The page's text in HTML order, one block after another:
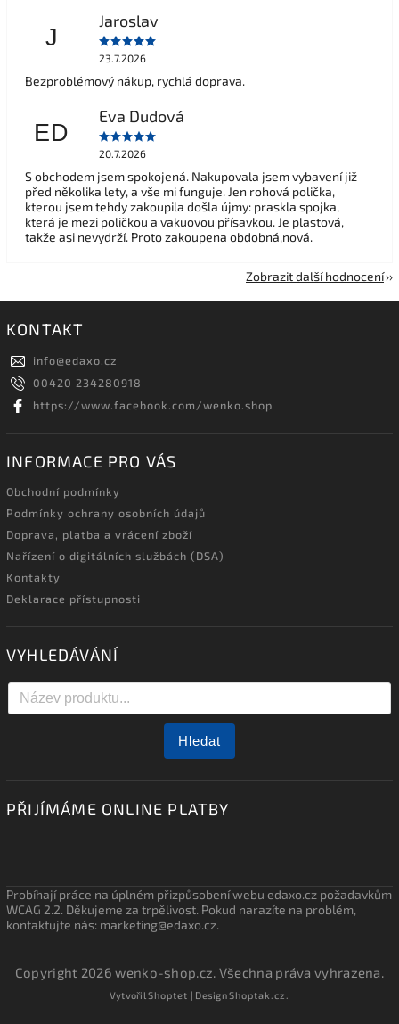
J
Jaroslav
23.7.2026
Bezproblémový nákup, rychlá doprava.
ED
Eva Dudová
20.7.2026
S obchodem jsem spokojená. Nakupovala jsem vybavení již
před několika lety, a vše mi funguje. Jen rohová polička,
kterou jsem tehdy zakoupila došla újmy: praskla spojka,
která je mezi poličkou a vakuovou přísavkou. Je plastová,
takže asi nevydrží. Proto zakoupena obdobná,nová.
Zobrazit další hodnocení
KONTAKT
info@edaxo.cz
00420 234280918
https://www.facebook.com/wenko.shop
INFORMACE PRO VÁS
Obchodní podmínky
Podmínky ochrany osobních údajů
Doprava, platba a vrácení zboží
Nařízení o digitálních službách (DSA)
Kontakty
Deklarace přístupnosti
VYHLEDÁVÁNÍ
Hledat
PŘIJÍMÁME ONLINE PLATBY
Probíhají práce na úplném přizpůsobení webu edaxo.cz požadavkům
WCAG 2.2. Děkujeme za trpělivost. Pokud narazíte na problém,
kontaktujte nás: marketing@edaxo.cz.
Copyright 2026wenko-shop.cz. Všechna práva vyhrazena.
VytvořilShoptet | DesignShoptak.cz.